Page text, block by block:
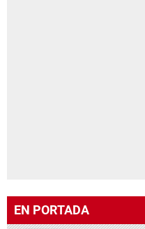
EN PORTADA